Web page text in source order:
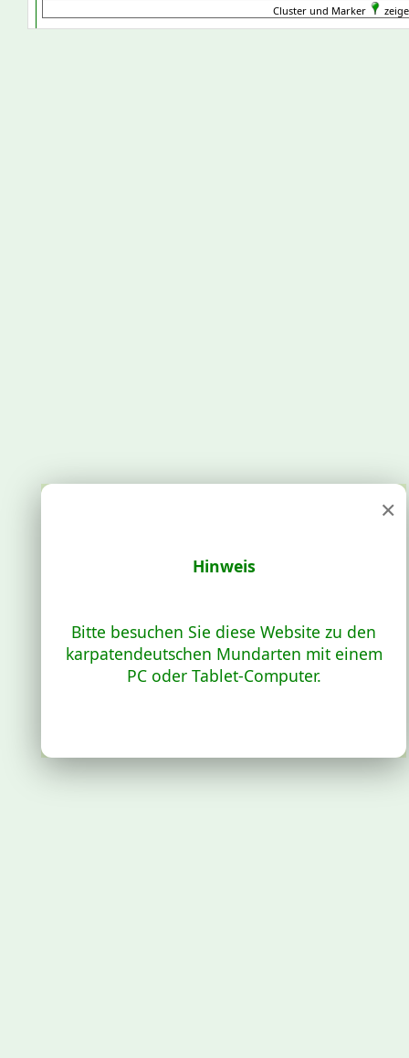
Cluster und Marker
×
Hinweis
Bitte besuchen Sie diese Website zu den
karpatendeutschen Mundarten mit einem
PC oder Tablet-Computer.